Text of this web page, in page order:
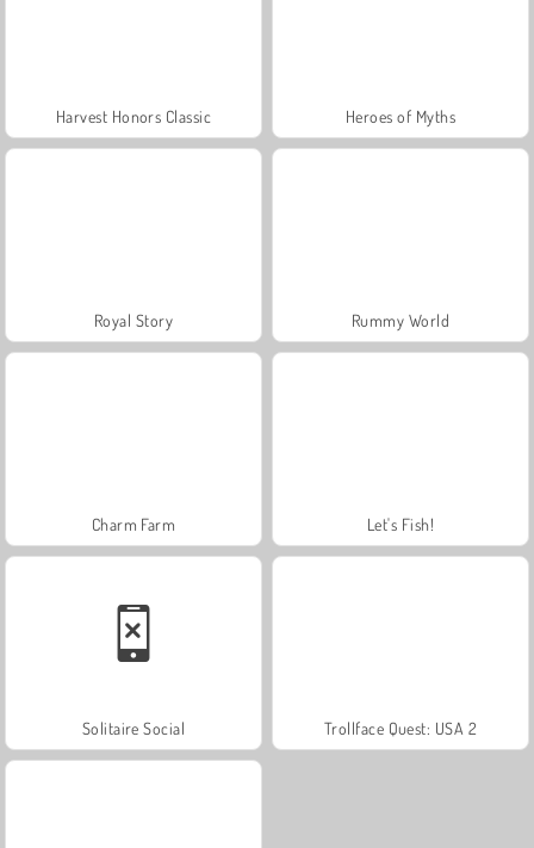
Harvest Honors Classic Heroes of Myths
Royal Story Rummy World
Charm Farm Let's Fish!
Solitaire Social Trollface Quest: USA 2